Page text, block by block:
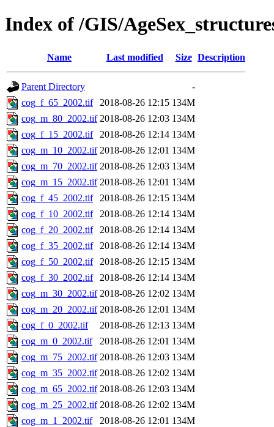
Index of /GIS/
Name Last modified Size Description
Parent Directory
-
cog_f_65_2002.tif
2018-08-26 12:15 134M
cog_m_80_2002.tif 2018-08-26 12:03 134M
cog_f_15_2002.tif
2018-08-26 12:14 134M
cog_m_10_2002.tif 2018-08-26 12:01 134M
cog_m_70_2002.tif 2018-08-26 12:03 134M
cog_m_15_2002.tif 2018-08-26 12:01 134M
cog_f_45_2002.tif
2018-08-26 12:15 134M
cog_f_10_2002.tif
2018-08-26 12:14 134M
cog_f_20_2002.tif
2018-08-26 12:14 134M
cog_f_35_2002.tif
2018-08-26 12:14 134M
cog_f_50_2002.tif
2018-08-26 12:15 134M
cog_f_30_2002.tif
2018-08-26 12:14 134M
cog_m_30_2002.tif 2018-08-26 12:02 134M
cog_m_20_2002.tif 2018-08-26 12:01 134M
cog_f_0_2002.tif
2018-08-26 12:13 134M
cog_m_0_2002.tif
2018-08-26 12:01 134M
cog_m_75_2002.tif 2018-08-26 12:03 134M
cog_m_35_2002.tif 2018-08-26 12:02 134M
cog_m_65_2002.tif 2018-08-26 12:03 134M
cog_m_25_2002.tif 2018-08-26 12:02 134M
cog_m_1_2002.tif
2018-08-26 12:01 134M